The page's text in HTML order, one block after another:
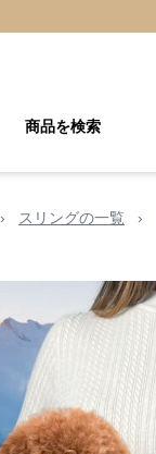
商品を検索
› スリングの一覧 ›